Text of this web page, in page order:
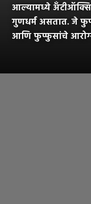
आल्यामध्ये
गुणधर्म असतात. जे
आणि फुप्फुसांचे